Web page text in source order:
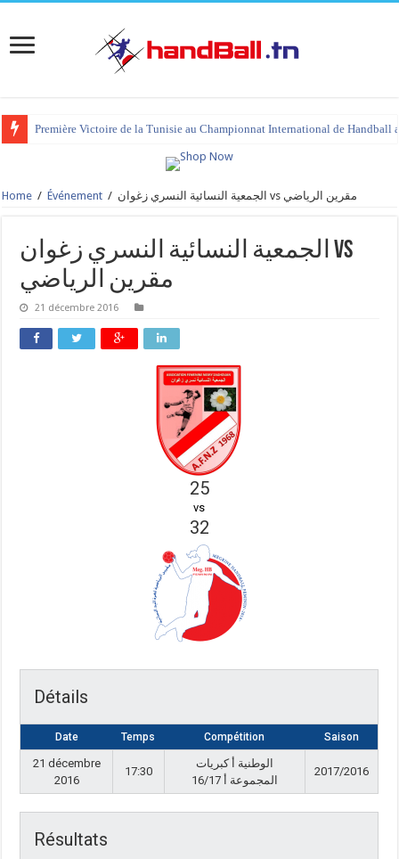
Première Victoire de la Tunisie au Championnat International de Handball
Home / Événement / الجمعية النسائية النسري زغوان vs مقرين الرياضي
الجمعية النسائية النسري زغوان vs
مقرين الرياضي
21 décembre 2016
25
vs
32
Détails
Date Temps Compétition Saison
21 décembre
2016
17:30
الوطنية أ كبريات
المجموعة أ 16/17
2017/2016
Résultats